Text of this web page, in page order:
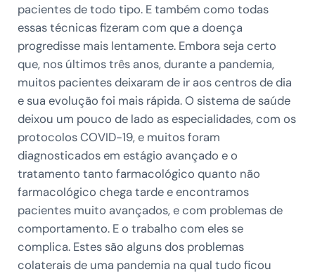
pacientes de todo tipo. E também como todas
essas técnicas fizeram com que a doença
progredisse mais lentamente. Embora seja certo
que, nos últimos três anos, durante a pandemia,
muitos pacientes deixaram de ir aos centros de dia
e sua evolução foi mais rápida. O sistema de saúde
deixou um pouco de lado as especialidades, com os
protocolos COVID-19, e muitos foram
diagnosticados em estágio avançado e o
tratamento tanto farmacológico quanto não
farmacológico chega tarde e encontramos
pacientes muito avançados, e com problemas de
comportamento. E o trabalho com eles se
complica. Estes são alguns dos problemas
colaterais de uma pandemia na qual tudo ficou